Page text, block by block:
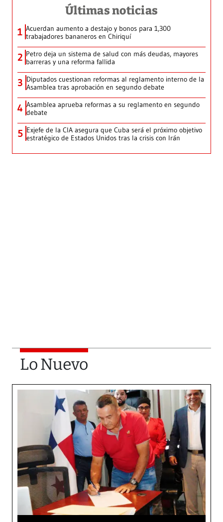
Últimas noticias
1 Acuerdan aumento a destajo y bonos para 1,300
trabajadores bananeros en Chiriquí
2 Petro deja un sistema de salud con más deudas, mayores
barreras y una reforma fallida
3 Diputados cuestionan reformas al reglamento interno de la
Asamblea tras aprobación en segundo debate
4 Asamblea aprueba reformas a su reglamento en segundo
debate
5 Exjefe de la CIA asegura que Cuba será el próximo objetivo
estratégico de Estados Unidos tras la crisis con Irán
Lo Nuevo